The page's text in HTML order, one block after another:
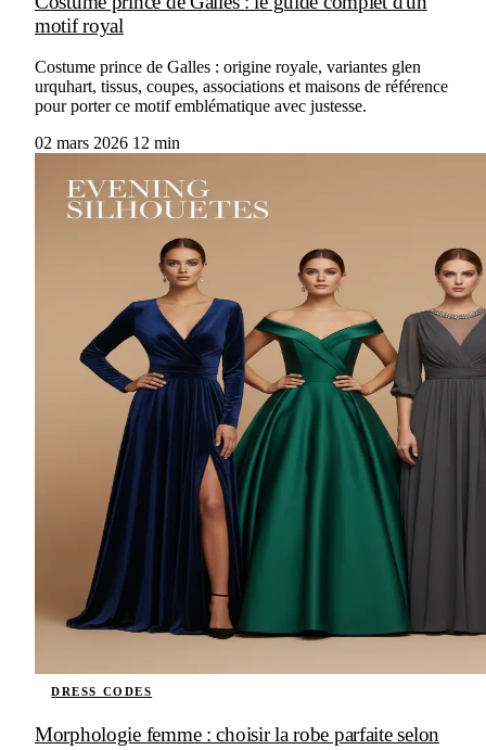
motif royal
Costume prince de Galles : origine royale, variantes glen
urquhart, tissus, coupes, associations et maisons de référence
pour porter ce motif emblématique avec justesse.
02 mars 2026 12 min
DRESS CODES
Morphologie femme : choisir la robe parfaite selon